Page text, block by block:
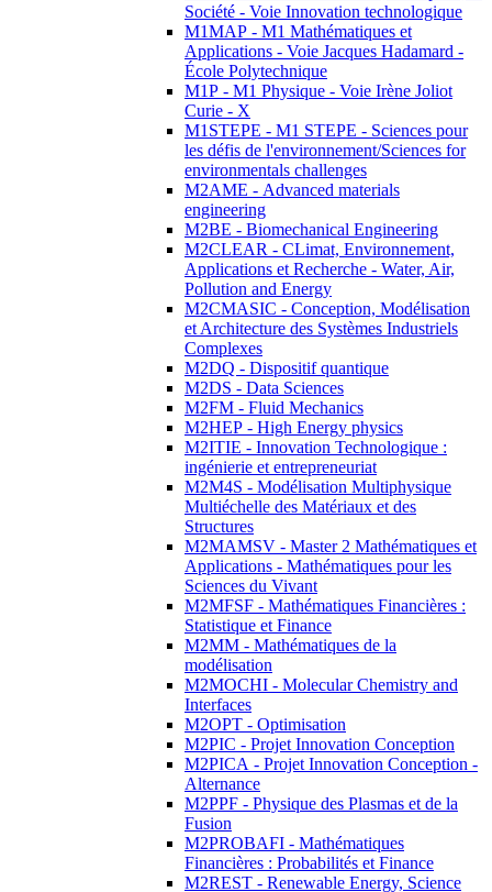
Société - Voie Innovation technologique
M1MAP - M1 Mathématiques et
Applications - Voie Jacques Hadamard -
École Polytechnique
M1P - M1 Physique - Voie Irène Joliot
Curie - X
M1STEPE - M1 STEPE - Sciences pour
les défis de l'environnement/Sciences for
environmentals challenges
M2AME - Advanced materials
engineering
M2BE - Biomechanical Engineering
M2CLEAR - CLimat, Environnement,
Applications et Recherche - Water, Air,
Pollution and Energy
M2CMASIC - Conception, Modélisation
et Architecture des Systèmes Industriels
Complexes
M2DQ - Dispositif quantique
M2DS - Data Sciences
M2FM - Fluid Mechanics
M2HEP - High Energy physics
M2ITIE - Innovation Technologique :
ingénierie et entrepreneuriat
M2M4S - Modélisation Multiphysique
Multiéchelle des Matériaux et des
Structures
M2MAMSV - Master 2 Mathématiques et
Applications - Mathématiques pour les
Sciences du Vivant
M2MFSF - Mathématiques Financières :
Statistique et Finance
M2MM - Mathématiques de la
modélisation
M2MOCHI - Molecular Chemistry and
Interfaces
M2OPT - Optimisation
M2PIC - Projet Innovation Conception
M2PICA - Projet Innovation Conception -
Alternance
M2PPF - Physique des Plasmas et de la
Fusion
M2PROBAFI - Mathématiques
Financières : Probabilités et Finance
M2REST - Renewable Energy, Science